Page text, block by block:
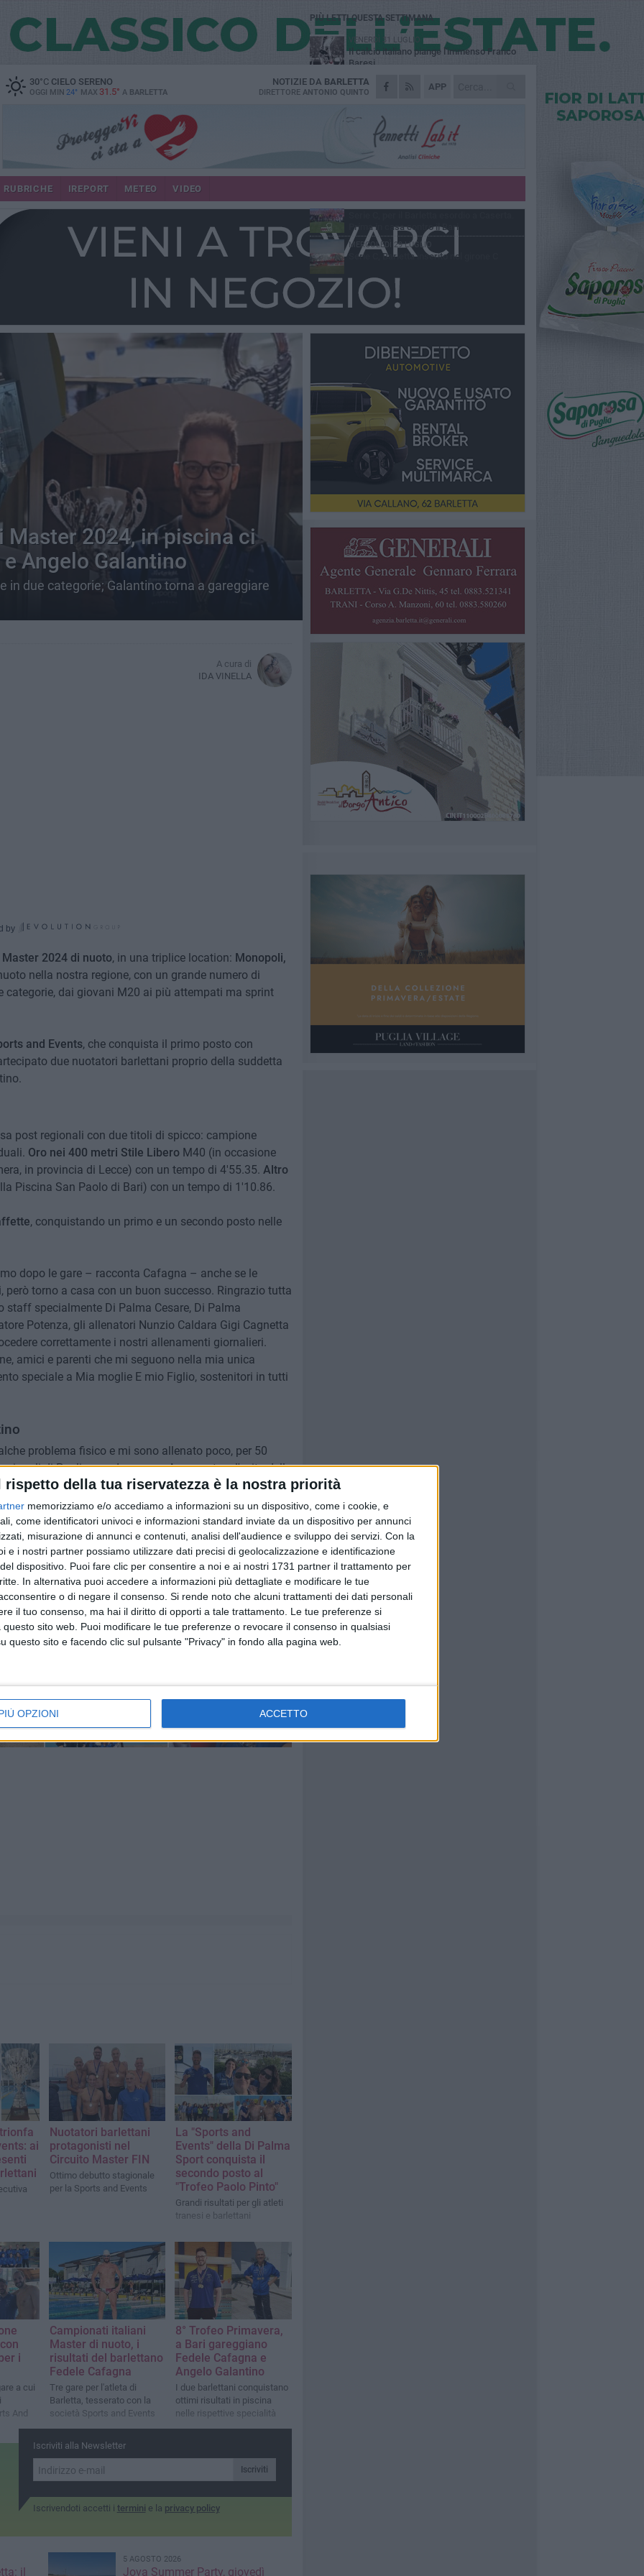
rispetto della tua riservatezza è la nostra priorità
memorizziamo e/o accediamo a informazioni su un dispositivo, come i cookie, e
come identificatori univoci e informazioni standard inviate da un dispositivo per annunci
misurazione di annunci e contenuti, analisi dell'audience e sviluppo dei servizi. Con la
e i nostri partner possiamo utilizzare dati precisi di geolocalizzazione e identificazione
dispositivo. Puoi fare clic per consentire a noi e ai nostri 1731 partner il trattamento per
In alternativa puoi accedere a informazioni più dettagliate e modificare le tue
o di negare il consenso. Si rende noto che alcuni trattamenti dei dati personali
il tuo consenso, ma hai il diritto di opporti a tale trattamento. Le tue preferenze si
sito web. Puoi modificare le tue preferenze o revocare il consenso in qualsiasi
questo sito e facendo clic sul pulsante "Privacy" in fondo alla pagina web.
OPZIONI ACCETTO
30°CCIELO SERENO
OGGI MIN 24° MAX 31.5° A BARLETTA
APP
NOTIZIE DA BARLETTA
DIRETTORE ANTONIO QUINTO
RUBRICHE IREPORT METEO VIDEO
Master 2024, in piscina ci
Angelo Galantino
in due categorie; Galantino torna a gareggiare
A cura di
IDA VINELLA
by
2024 di nuoto, in una triplice location: Monopoli,
nella nostra regione, con un grande numero di
categorie, dai giovani M20 ai più attempati ma sprint
and Events, che conquista il primo posto con
due nuotatori barlettani proprio della suddetta
post regionali con due titoli di spicco: campione
Oro nei 400 metri Stile LiberoM40 (in occasione
in provincia di Lecce) con un tempo di 4'55.35. Altro
Piscina San Paolo di Bari) con un tempo di 1'10.86.
, conquistando un primo e un secondo posto nelle
dopo le gare – racconta Cafagna – anche se le
torno a casa con un buon successo. Ringrazio tutta
specialmente Di Palma Cesare, Di Palma
Potenza, gli allenatori Nunzio Caldara Gigi Cagnetta
correttamente i nostri allenamenti giornalieri.
amici e parenti che mi seguono nella mia unica
speciale a Mia moglie E mio Figlio, sostenitori in tutti
problema fisico e mi sono allenato poco, per 50
di Puglia con due gare». A raccontare l'esito delle
è passato alla società Sports and Events.
50 metri stile libero, e primo posto nei 100 metri RA, la
un ottimo e insperato tempo, tra i miei migliori»
un forte in bocca al lupo per le prossime gare in
ai
Nuotatori barlettani
protagonisti nel
Circuito Master FIN
Ottimo debutto stagionale
per la Sports and Events
La "Sports and
Events" della Di Palma
Sport conquista il
secondo posto al
"Trofeo Paolo Pinto"
Grandi risultati per gli atleti
tranesi e barlettani
i
a cui
And
Campionati italiani
Master di nuoto, i
risultati del barlettano
Fedele Cafagna
Tre gare per l'atleta di
Barletta, tesserato con la
società Sports and Events
8° Trofeo Primavera,
a Bari gareggiano
Fedele Cafagna e
Angelo Galantino
I due barlettani conquistano
ottimi risultati in piscina
nelle rispettive specialità
Iscriviti alla Newsletter
Iscriviti
Iscrivendoti accetti i termini e la privacy policy
il
5 AGOSTO 2026
Jova Summer Party, giovedì
PIÙ LETTI QUESTA SETTIMANA
VENERDÌ 31 LUGLIO
Il calcio italiano piange l'immenso Franco
Baresi
VENERDÌ 31 LUGLIO
Serie C Sky Wifi: fissate date e orari delle
SABATO 1 AGOSTO
Poker di Da Silva, Barletta batte Soccer
Trani 4-1 in amichevole
VENERDÌ 31 LUGLIO
Barletta 1922: un avvio tostissimo e
GIOVEDÌ 30 LUGLIO
Prima in casa contro il Bari
MERCOLEDÌ 29 LUGLIO
Serie C, Barletta inserito nel girone C